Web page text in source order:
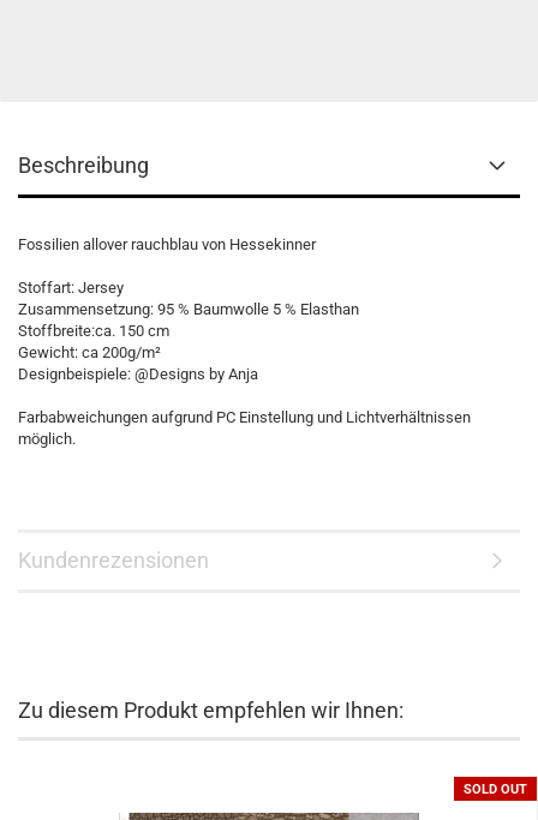
Beschreibung
Fossilien allover rauchblau von Hessekinner
Stoffart: Jersey
Zusammensetzung: 95 % Baumwolle 5 % Elasthan
Stoffbreite:ca. 150 cm
Gewicht: ca 200g/m²
Designbeispiele: @Designs by Anja
Farbabweichungen aufgrund PC Einstellung und Lichtverhältnissen
möglich.
Kundenrezensionen
Zu diesem Produkt empfehlen wir Ihnen:
SOLD OUT